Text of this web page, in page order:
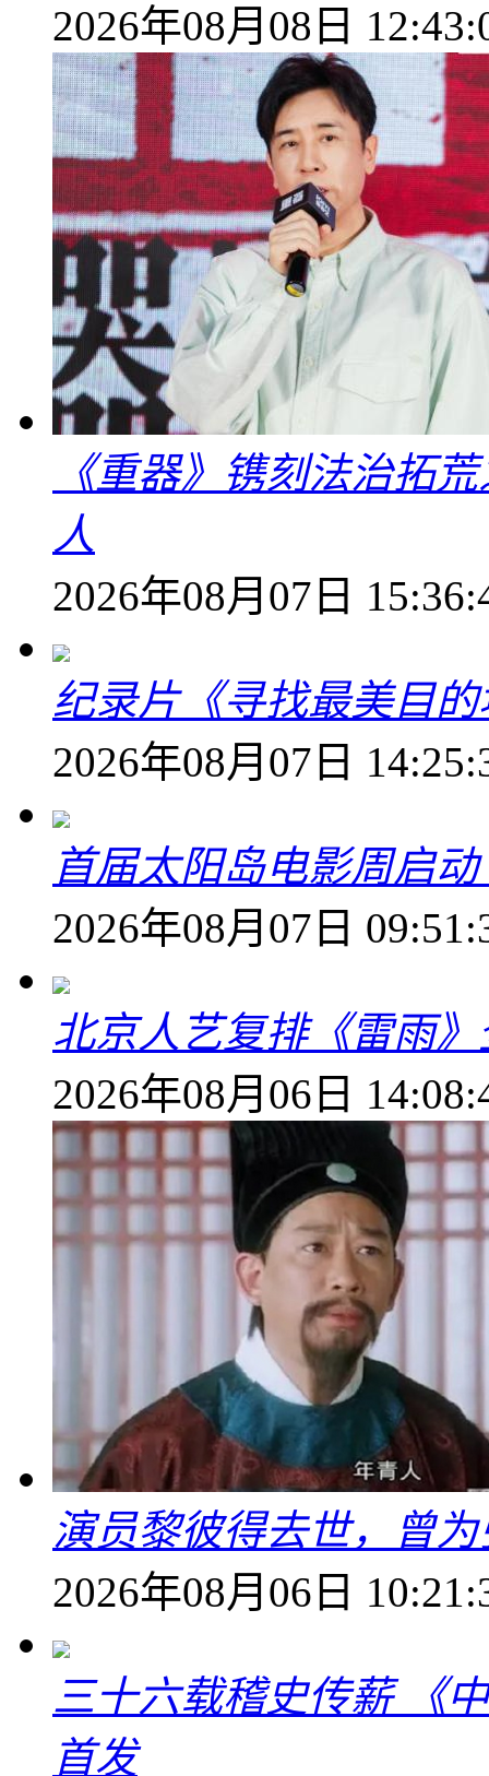
2026年08月08日
《重器》镌刻法治拓
人
2026年08月07日
纪录片《寻找最美目
2026年08月07日
首届太阳岛电影周启
2026年08月07日
北京人艺复排《雷雨》
2026年08月06日
演员黎彼得去世，曾
2026年08月06日
三十六载稽史传薪 《
首发